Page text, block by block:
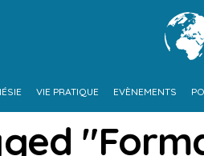
VIE PRATIQUE EVÈNEMENTS